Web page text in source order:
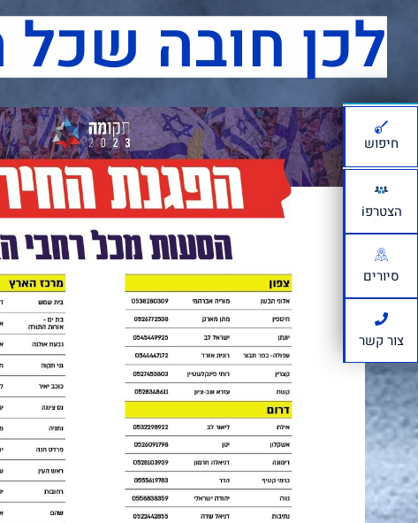
לכן חובה שכל
חיפוש
הצטרפi
סיורים
צור קשר